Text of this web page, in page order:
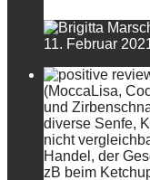
11. Februar
(MoccaLisa,
und
diverse Senfe,
nicht
Handel, der
zB beim